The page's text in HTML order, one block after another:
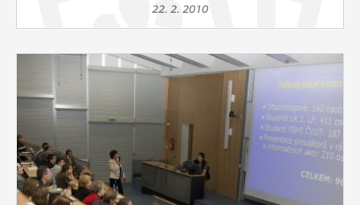
22. 2. 2010